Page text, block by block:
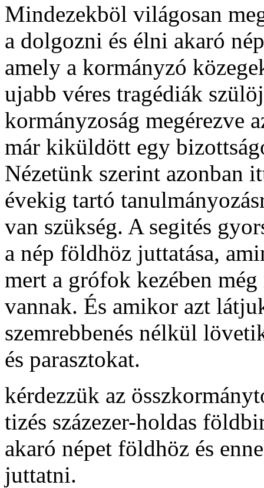
Mindezekböl világosan
a dolgozni és élni akaró
amely a kormányzó
ujabb véres tragédiák
kormányzoság megérezve
már kiküldött egy
Nézetünk szerint azonban
évekig tartó
van szükség. A segités
a nép földhöz juttatása,
mert a grófok kezében még
vannak. És amikor azt
szemrebbenés nélkül
és parasztokat.
kérdezzük az
tizés százezer-holdas
akaró népet földhöz és
juttatni.